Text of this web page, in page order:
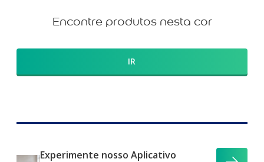
Encontre produtos nesta cor
IR
Experimente nosso Aplicativo